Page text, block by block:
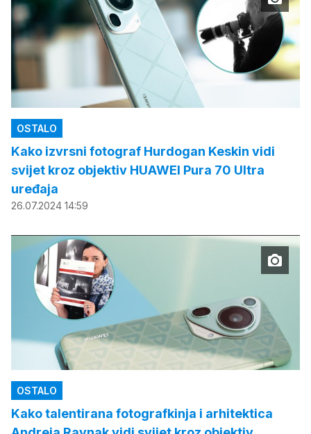
OSTALO
Kako izvrsni fotograf Hurdogan Keskin vidi
svijet kroz objektiv HUAWEI Pura 70 Ultra
uređaja
26.07.2024 14:59
OSTALO
Kako talentirana fotografkinja i arhitektica